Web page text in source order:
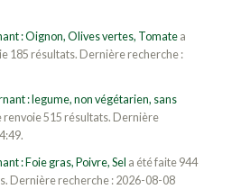
: Oignon, Olives vertes, Tomatea
185 résultats. Dernière recherche :
: legume, non végétarien, sans
renvoie 515 résultats. Dernière
: Foie gras, Poivre, Sel a été faite 944
Dernière recherche : 2026-08-08